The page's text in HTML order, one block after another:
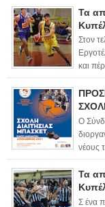
Τα
Στον
και
Ο
νέους
Τα
Σ ένα